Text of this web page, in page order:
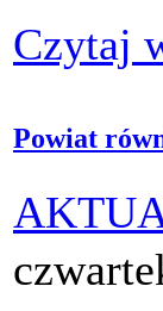
Czytaj
Powiat